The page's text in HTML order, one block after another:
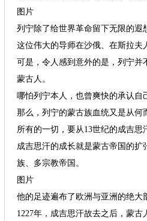
图片
列宁除了给世界革命留下无限的
这位伟大的导师在沙俄、在斯拉
可是，令人感到意外的是，列宁
蒙古人。
哪怕列宁本人，也曾爽快的承认自
那么，列宁的蒙古族血统又是从
所有的一切，要从13世纪的成吉思
成吉思汗的成长就是蒙古帝国的
族、多宗教帝国。
图片
他的足迹遍布了欧洲与亚洲的绝
1227年，成吉思汗故去之后，蒙